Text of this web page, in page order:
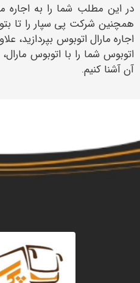
در این مطلب شما را به اجاره
همچنین شرکت پی سپار را تا
اجاره مارال اتوبوس بپردازید،
اتوبوس شما را با اتوبوس
آن آشنا کنیم.